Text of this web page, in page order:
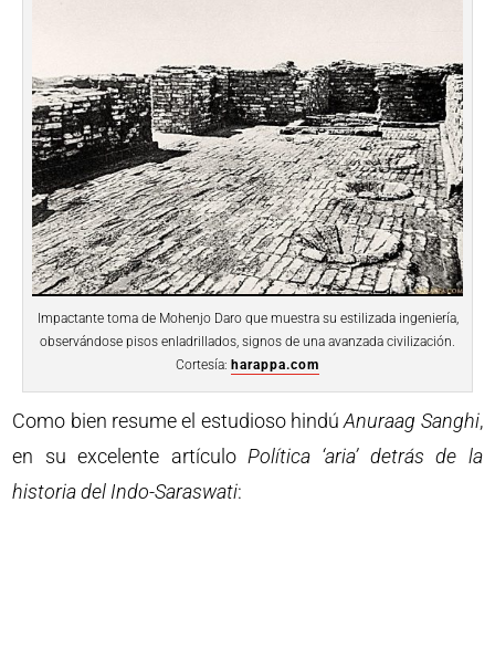
Impactante toma de Mohenjo Daro que muestra su estilizada ingeniería,
observándose pisos enladrillados, signos de una avanzada civilización.
Cortesía: harappa.com
Como bien resume el estudioso hindúAnuraag Sanghi,
en su excelente artículo Política ‘aria’ detrás de la
historia del Indo-Saraswati: